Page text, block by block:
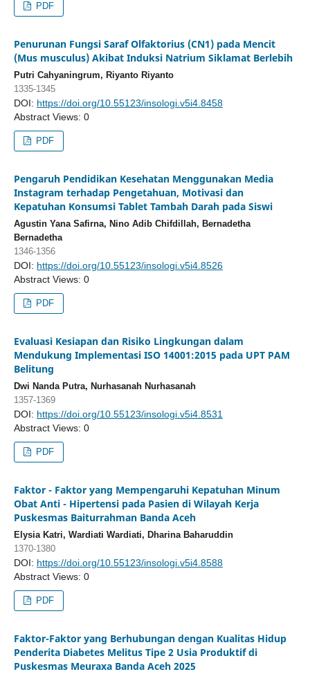
PDF
Penurunan Fungsi Saraf Olfaktorius (CN1) pada Mencit
(Mus musculus) Akibat Induksi Natrium Siklamat Berlebih
Putri Cahyaningrum, Riyanto Riyanto
1335-1345
DOI: https://doi.org/10.55123/insologi.v5i4.8458
Abstract Views: 0
PDF
Pengaruh Pendidikan Kesehatan Menggunakan Media
Instagram terhadap Pengetahuan, Motivasi dan
Kepatuhan Konsumsi Tablet Tambah Darah pada Siswi
Agustin Yana Safirna, Nino Adib Chifdillah, Bernadetha
Bernadetha
1346-1356
DOI: https://doi.org/10.55123/insologi.v5i4.8526
Abstract Views: 0
PDF
Evaluasi Kesiapan dan Risiko Lingkungan dalam
Mendukung Implementasi ISO 14001:2015 pada UPT PAM
Belitung
Dwi Nanda Putra, Nurhasanah Nurhasanah
1357-1369
DOI: https://doi.org/10.55123/insologi.v5i4.8531
Abstract Views: 0
PDF
Faktor - Faktor yang Mempengaruhi Kepatuhan Minum
Obat Anti - Hipertensi pada Pasien di Wilayah Kerja
Puskesmas Baiturrahman Banda Aceh
Elysia Katri, Wardiati Wardiati, Dharina Baharuddin
1370-1380
DOI: https://doi.org/10.55123/insologi.v5i4.8588
Abstract Views: 0
PDF
Faktor-Faktor yang Berhubungan dengan Kualitas Hidup
Penderita Diabetes Melitus Tipe 2 Usia Produktif di
Puskesmas Meuraxa Banda Aceh 2025